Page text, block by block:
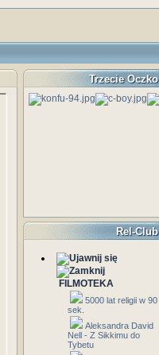
Trzecie Oczko
Rel-Club
FILMOTEKA
5000 lat religii w 90
sek.
Aleksandra David
Nell - Z Sikkimu do
Tybetu